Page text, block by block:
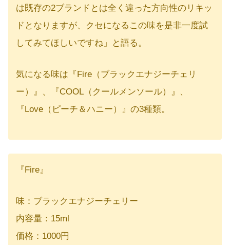
は既存の2ブランドとは全く違った方向性のリキッ
ドとなりますが、クセになるこの味を是非一度試
してみてほしいですね」と語る。
気になる味は『Fire（ブラックエナジーチェリ
ー）』、『COOL（クールメンソール）』、
『Love（ピーチ＆ハニー）』の3種類。
『Fire』
味：ブラックエナジーチェリー
内容量：15ml
価格：1000円